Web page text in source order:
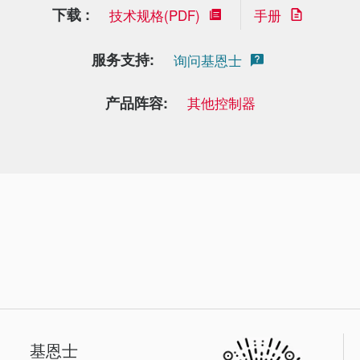
下载 : 技术规格(PDF) 手册
服务支持: 询问基恩士
产品阵容: 其他控制器
基恩士